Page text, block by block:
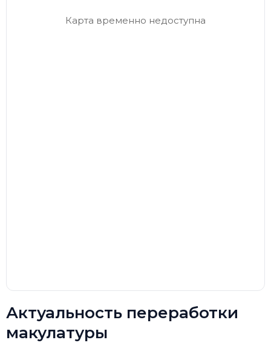
Карта временно недоступна
Актуальность переработки
макулатуры